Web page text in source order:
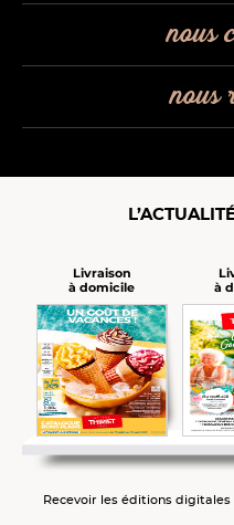
nous
nous
Livraison
à domicile à
Recevoir les éditions digitales